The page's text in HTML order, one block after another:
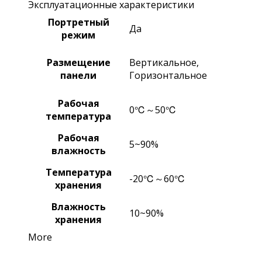
Эксплуатационные характеристики
Портретный
режим
Да
Размещение
панели
Вертикальное,
Горизонтальное
Рабочая
температура
0℃～50℃
Рабочая
влажность
5~90%
Температура
хранения
-20℃～60℃
Влажность
хранения
10~90%
More